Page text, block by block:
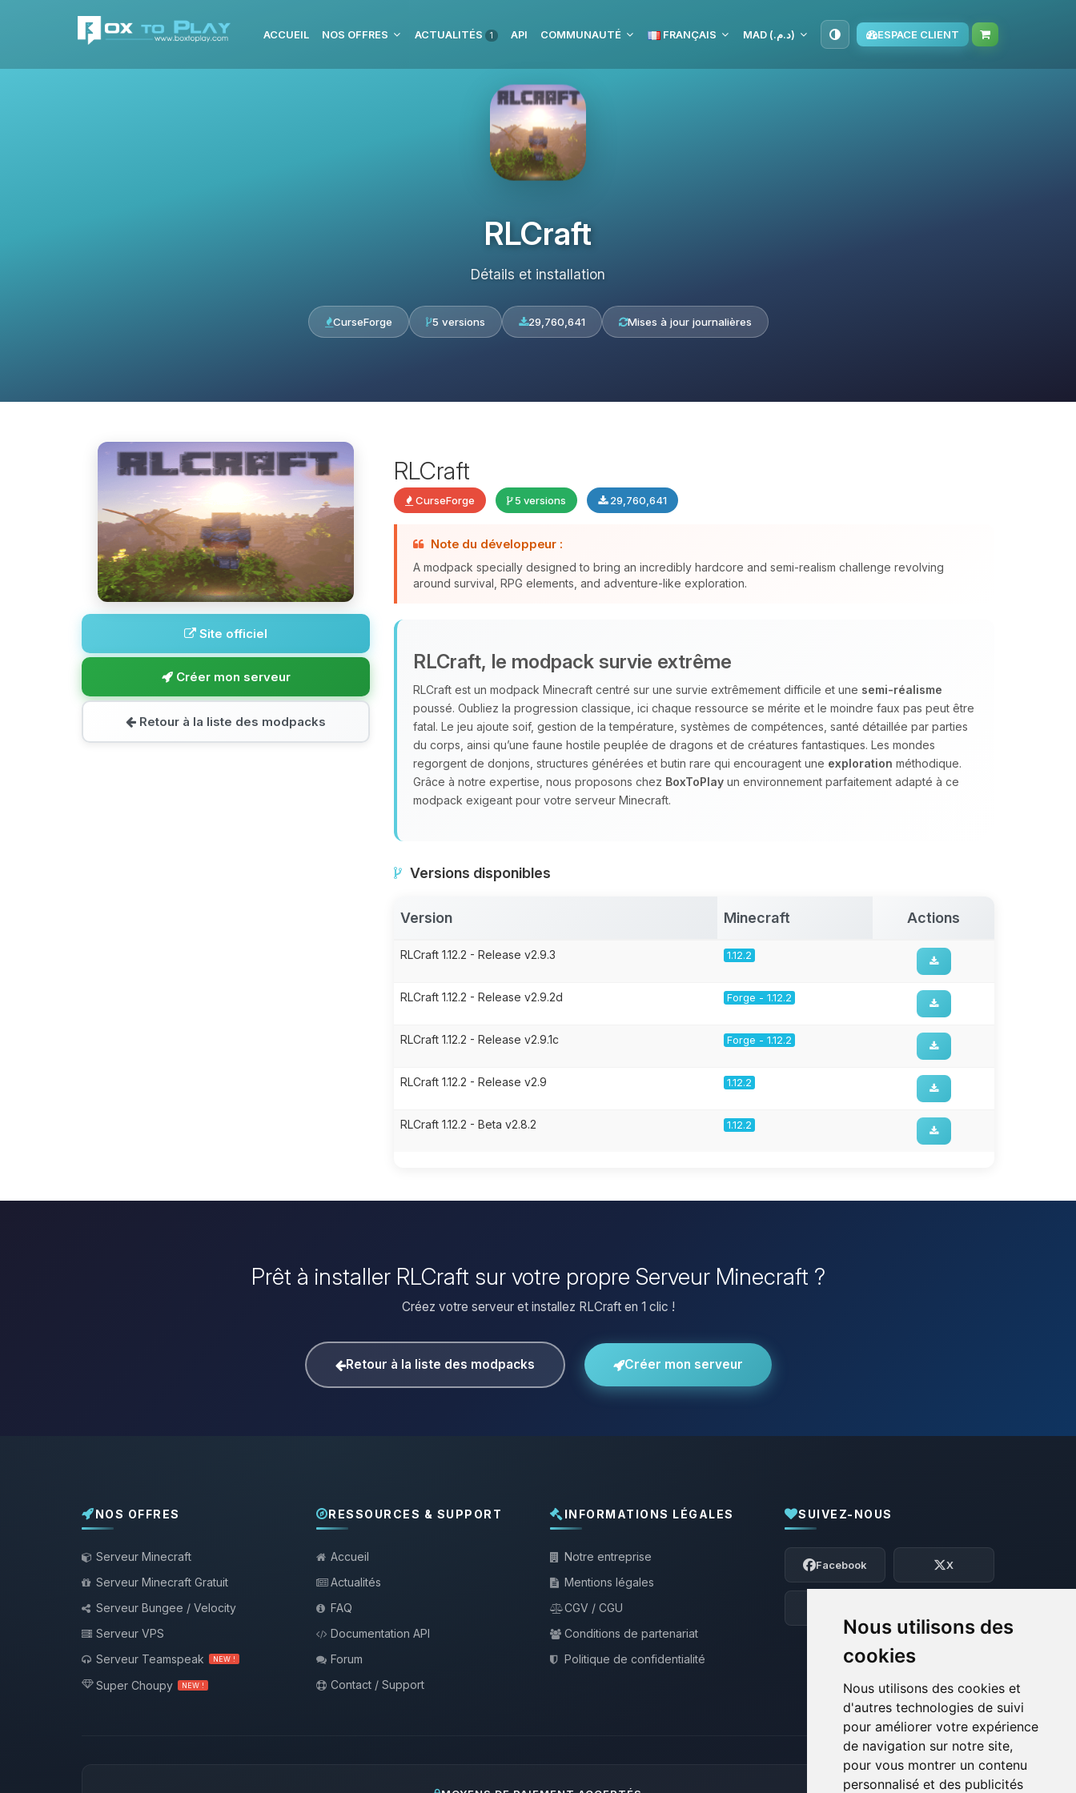
Nous utilisons des
cookies
Nous utilisons des cookies et
d'autres technologies de suivi
pour améliorer votre expérience
de navigation sur notre site,
pour vous montrer un contenu
personnalisé et des publicités
ACCUEIL NOS OFFRES ACTUALITÉS 1 API COMMUNAUTÉ FRANÇAIS MAD (د.م.‏) ESPACE CLIENT
RLCraft
Détails et installation
CurseForge 5 versions 29,760,641 Mises à jour journalières
Site officiel
Créer mon serveur
Retour à la liste des modpacks
RLCraft
CurseForge 5 versions 29,760,641
Note du développeur :
A modpack specially designed to bring an incredibly hardcore and semi-realism challenge revolving
around survival, RPG elements, and adventure-like exploration.
RLCraft, le modpack survie extrême
RLCraft est un modpack Minecraft centré sur une survie extrêmement difficile et une semi‑réalisme
poussé. Oubliez la progression classique, ici chaque ressource se mérite et le moindre faux pas peut être
fatal. Le jeu ajoute soif, gestion de la température, systèmes de compétences, santé détaillée par parties
du corps, ainsi qu’une faune hostile peuplée de dragons et de créatures fantastiques. Les mondes
regorgent de donjons, structures générées et butin rare qui encouragent une exploration méthodique.
Grâce à notre expertise, nous proposons chez BoxToPlay un environnement parfaitement adapté à ce
modpack exigeant pour votre serveur Minecraft.
Versions disponibles
Version Minecraft Actions
RLCraft 1.12.2 - Release v2.9.3 1.12.2
RLCraft 1.12.2 - Release v2.9.2d Forge - 1.12.2
RLCraft 1.12.2 - Release v2.9.1c Forge - 1.12.2
RLCraft 1.12.2 - Release v2.9 1.12.2
RLCraft 1.12.2 - Beta v2.8.2 1.12.2
Prêt à installer RLCraft sur votre propre Serveur Minecraft ?
Créez votre serveur et installez RLCraft en 1 clic !
Retour à la liste des modpacks Créer mon serveur
NOS OFFRES
Serveur Minecraft
Serveur Minecraft Gratuit
Serveur Bungee / Velocity
Serveur VPS
Serveur Teamspeak
NEW !
Super Choupy NEW !
RESSOURCES & SUPPORT
Accueil
Actualités
FAQ
Documentation API
Forum
Contact / Support
INFORMATIONS LÉGALES
Notre entreprise
Mentions légales
CGV / CGU
Conditions de partenariat
Politique de confidentialité
SUIVEZ-NOUS
Facebook X
Youpi, enfin quelqu’un pour me parler !
Moi c’est Choupy, ton petit assistant
BoxToPlay. Dis-moi ce dont tu as besoin
et je vais remuer mes petits circuits
08/08/2026 à 02:32